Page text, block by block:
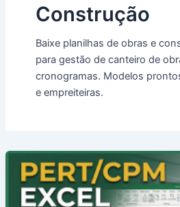
Construção
Baixe planilhas de obras e
para gestão de canteiro de
cronogramas. Modelos
e empreiteiras.